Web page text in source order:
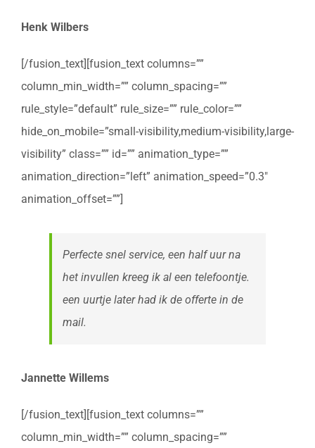
Henk Wilbers
[/fusion_text][fusion_text columns=””
column_min_width=”” column_spacing=””
rule_style=”default” rule_size=”” rule_color=””
hide_on_mobile=”small-visibility,medium-visibility,large-
visibility” class=”” id=”” animation_type=””
animation_direction=”left” animation_speed=”0.3″
animation_offset=””]
Perfecte snel service, een half uur na
het invullen kreeg ik al een telefoontje.
een uurtje later had ik de offerte in de
mail.
Jannette Willems
[/fusion_text][fusion_text columns=””
column_min_width=”” column_spacing=””